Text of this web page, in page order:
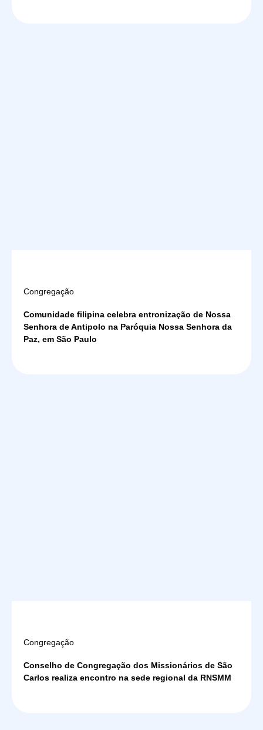
Congregação
Comunidade filipina celebra entronização de Nossa
Senhora de Antipolo na Paróquia Nossa Senhora da
Paz, em São Paulo
Congregação
Conselho de Congregação dos Missionários de São
Carlos realiza encontro na sede regional da RNSMM